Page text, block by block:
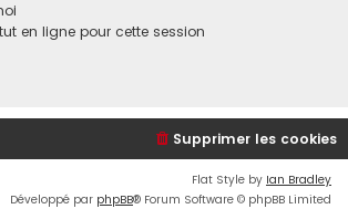
en ligne pour cette session
Supprimer les cookies
Flat Style by Ian Bradley
Développé par phpBB® Forum Software © phpBB Limited